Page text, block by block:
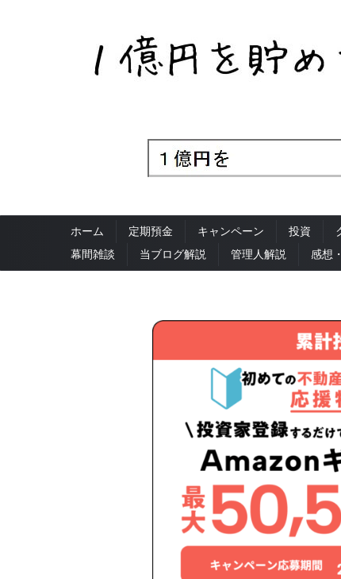
ホーム 定期預金 キャンペーン 投資
幕間雑談
当ブログ解説 管理人解説 感想